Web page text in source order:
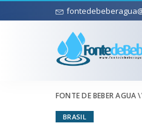
FONTE DE BEBER
BRASIL